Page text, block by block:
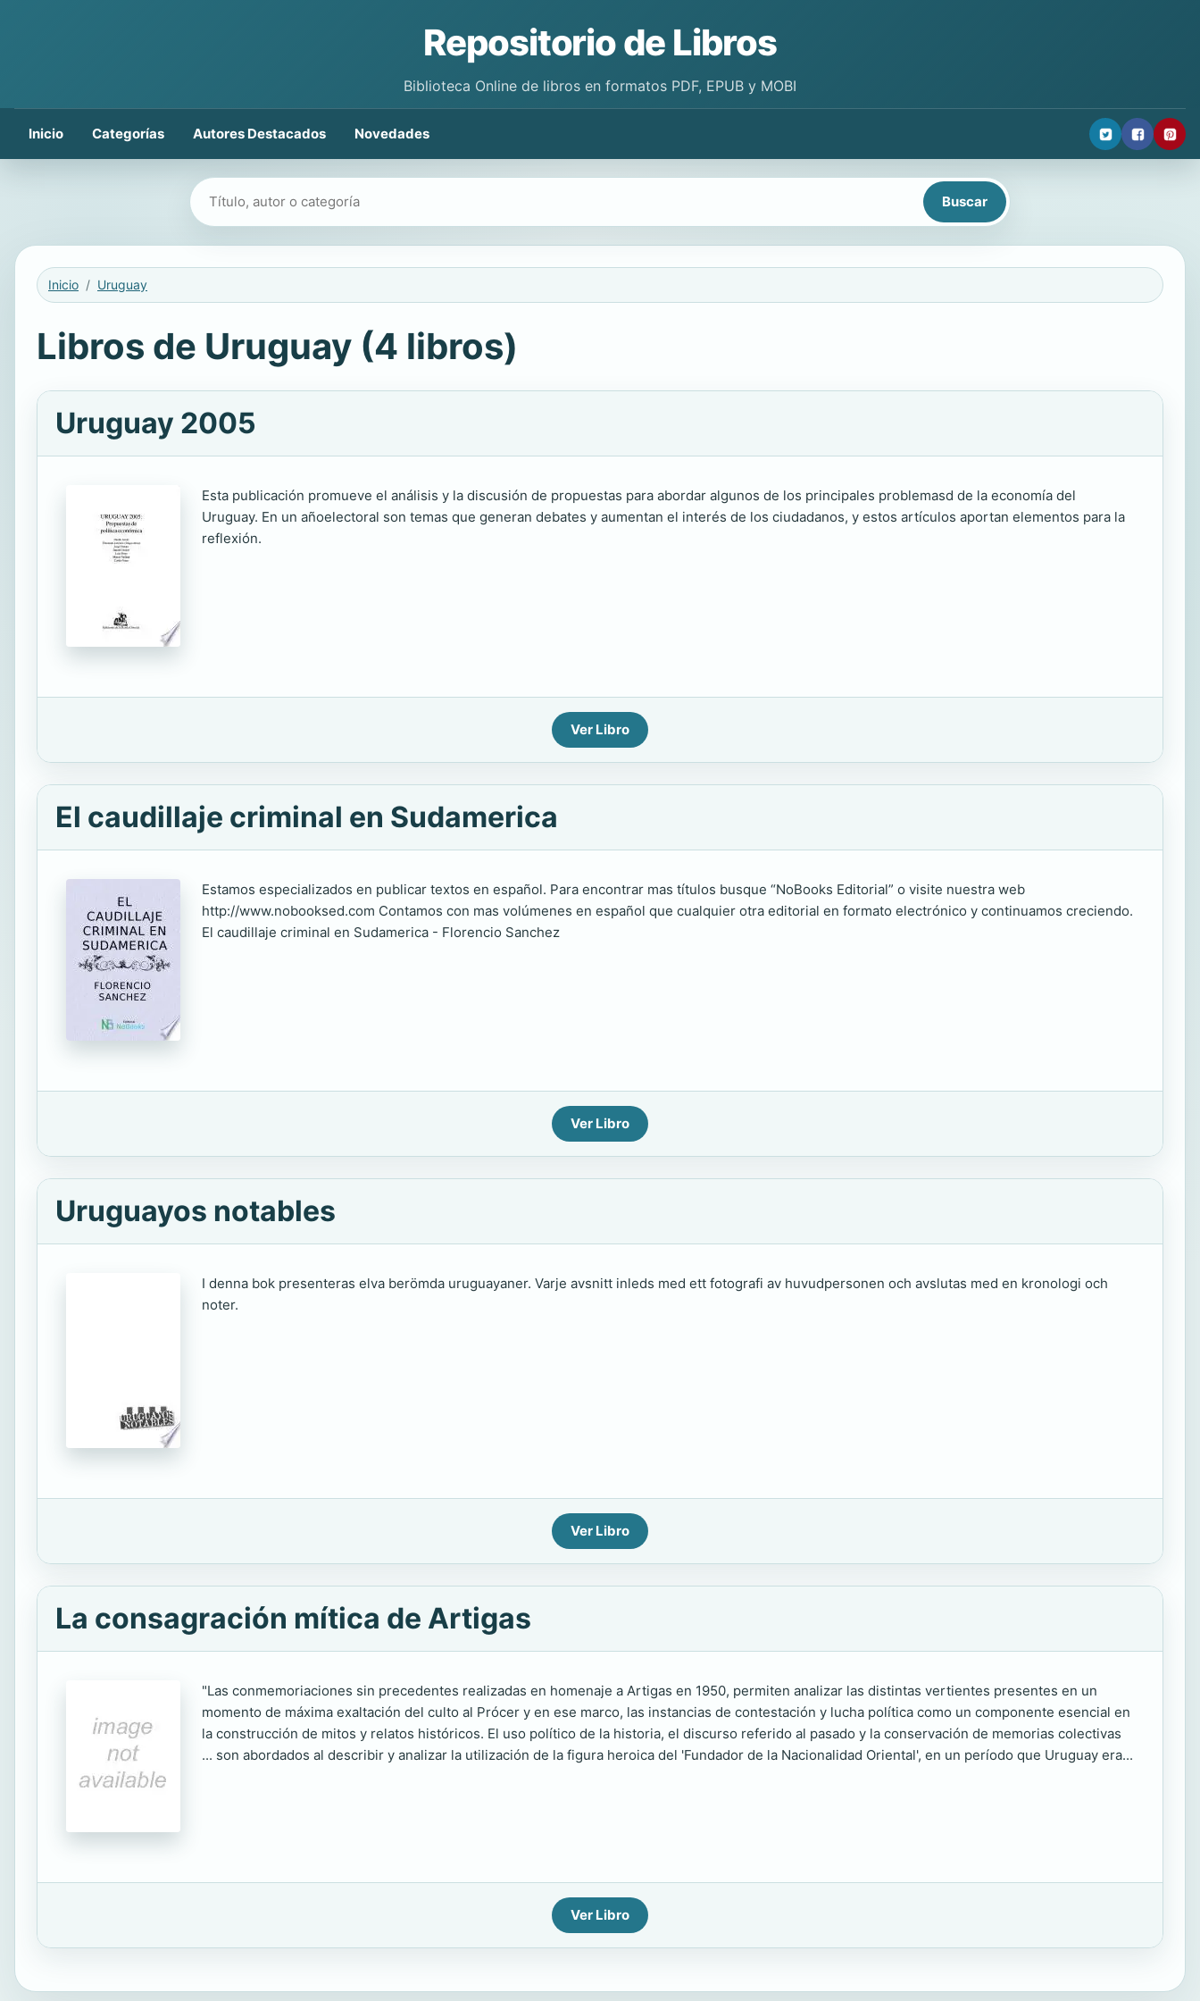
Repositorio de Libros
Biblioteca Online de libros en formatos PDF, EPUB y MOBI
Inicio Categorías Autores Destacados Novedades
Buscar libros
Inicio Uruguay
Libros de Uruguay (4 libros)
Uruguay 2005
Esta publicación promueve el análisis y la discusión de propuestas para abordar algunos de los principales problemasd de la economía del
Uruguay. En un añoelectoral son temas que generan debates y aumentan el interés de los ciudadanos, y estos artículos aportan elementos para la
reflexión.
Ver Libro
El caudillaje criminal en Sudamerica
Estamos especializados en publicar textos en español. Para encontrar mas títulos busque “NoBooks Editorial” o visite nuestra web
http://www.nobooksed.com Contamos con mas volúmenes en español que cualquier otra editorial en formato electrónico y continuamos creciendo.
El caudillaje criminal en Sudamerica - Florencio Sanchez
Ver Libro
Uruguayos notables
I denna bok presenteras elva berömda uruguayaner. Varje avsnitt inleds med ett fotografi av huvudpersonen och avslutas med en kronologi och
noter.
Ver Libro
La consagración mítica de Artigas
"Las conmemoriaciones sin precedentes realizadas en homenaje a Artigas en 1950, permiten analizar las distintas vertientes presentes en un
momento de máxima exaltación del culto al Prócer y en ese marco, las instancias de contestación y lucha política como un componente esencial en
la construcción de mitos y relatos históricos. El uso político de la historia, el discurso referido al pasado y la conservación de memorias colectivas
... son abordados al describir y analizar la utilización de la figura heroica del 'Fundador de la Nacionalidad Oriental', en un período que Uruguay era...
Ver Libro